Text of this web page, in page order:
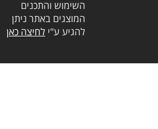
השימוש והתכנים
המוצגים באתר ניתן
להגיע ע"ילחיצה כאן